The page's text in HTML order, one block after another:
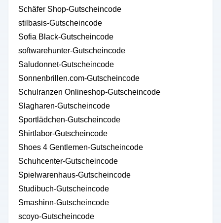
Schäfer Shop-Gutscheincode
stilbasis-Gutscheincode
Sofia Black-Gutscheincode
softwarehunter-Gutscheincode
Saludonnet-Gutscheincode
Sonnenbrillen.com-Gutscheincode
Schulranzen Onlineshop-Gutscheincode
Slagharen-Gutscheincode
Sportlädchen-Gutscheincode
Shirtlabor-Gutscheincode
Shoes 4 Gentlemen-Gutscheincode
Schuhcenter-Gutscheincode
Spielwarenhaus-Gutscheincode
Studibuch-Gutscheincode
Smashinn-Gutscheincode
scoyo-Gutscheincode